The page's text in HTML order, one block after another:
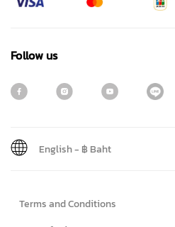
Follow us
Terms and Conditions
English- ฿ Baht
First name